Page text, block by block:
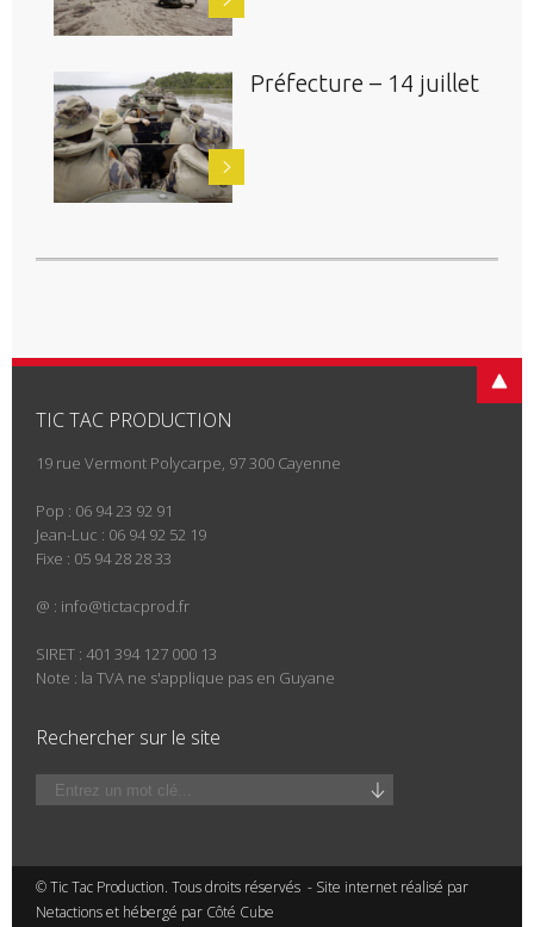
Préfecture – 14 juillet
TIC TAC PRODUCTION
19 rue Vermont Polycarpe, 97 300 Cayenne
Pop : 06 94 23 92 91
Jean-Luc : 06 94 92 52 19
Fixe : 05 94 28 28 33
@ : info@tictacprod.fr
SIRET : 401 394 127 000 13
Note : la TVA ne s'applique pas en Guyane
Rechercher sur le site
© Tic Tac Production. Tous droits réservés - Site internet réalisé par
Netactions et hébergé par Côté Cube